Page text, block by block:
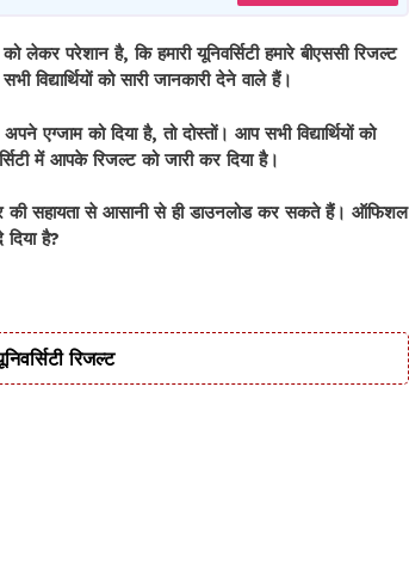
परेशान है, कि हमारी यूनिवर्सिटी हमारे बीएससी रिजल्ट
को सारी जानकारी देने वाले हैं।
एग्जाम को दिया है, तो दोस्तों। आप सभी विद्यार्थियों को
में आपके रिजल्ट को जारी कर दिया है।
की सहायता से आसानी से ही डाउनलोड कर सकते हैं। ऑफिशल
है?
रिजल्ट